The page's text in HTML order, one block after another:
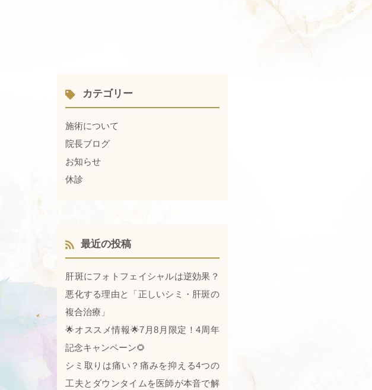
カテゴリー
施術について
院長ブログ
お知らせ
休診
最近の投稿
肝斑にフォトフェイシャルは逆効果？
悪化する理由と「正しいシミ・肝斑の
複合治療」
🌟オススメ情報🌟7月8月限定！4周年
記念キャンペーン🌻
シミ取りは痛い？痛みを抑える4つの
工夫とダウンタイムを医師が本音で解